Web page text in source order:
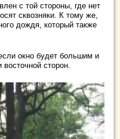
с той стороны, где нет
сквозняки. К тому же,
дождя, который также
окно будет большим и
сторон.